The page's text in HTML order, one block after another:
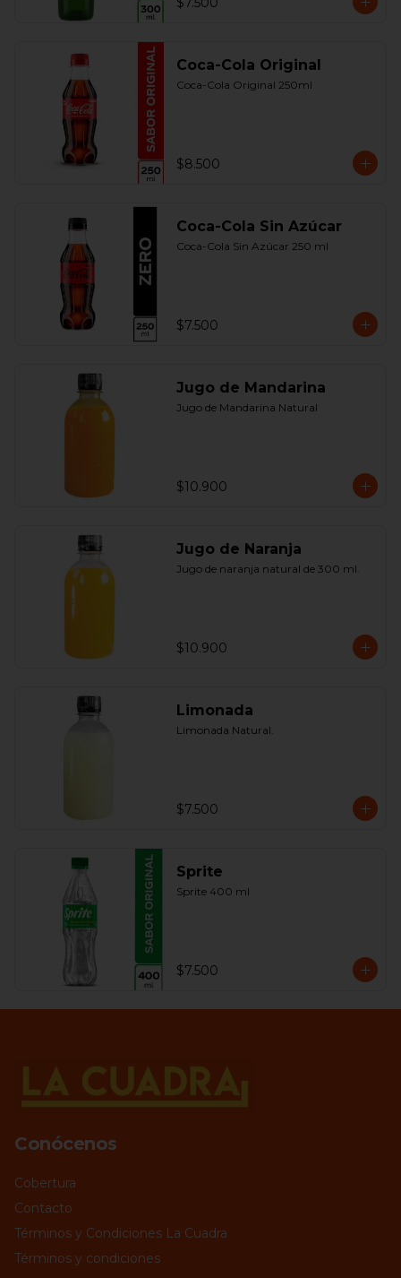
Coca-Cola Original
Coca-Cola Original 250ml
$8.500
Coca-Cola Sin Azúcar
Coca-Cola Sin Azúcar 250 ml
$7.500
Jugo de Mandarina
Jugo de Mandarina Natural
$10.900
Jugo de Naranja
Jugo de naranja natural de 300 ml.
$10.900
Limonada
Limonada Natural.
$7.500
Sprite
Sprite 400 ml
$7.500
Conócenos
Cobertura
Contacto
Términos y Condiciones La Cuadra
Términos y condiciones